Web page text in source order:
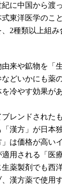
紀に中国から渡
東洋医学のこ
2種類以上組
来や鉱物を「
どいかにも薬
冷やす効果が
ブレンドされた
漢方」が日本
は価格が高い
用される「医
薬製剤でも西
、漢方薬で使用